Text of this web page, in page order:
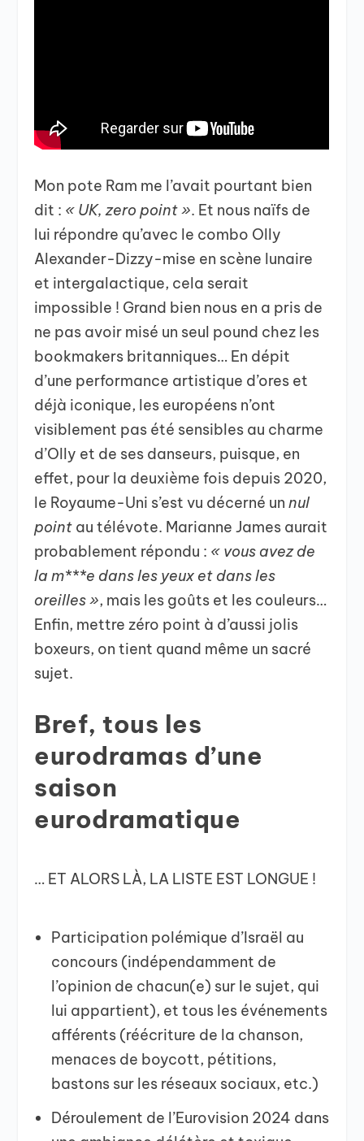
Mon pote Ram me l’avait pourtant bien
dit : « UK, zero point ». Et nous naïfs de
lui répondre qu’avec le combo Olly
Alexander-Dizzy-mise en scène lunaire
et intergalactique, cela serait
impossible ! Grand bien nous en a pris de
ne pas avoir misé un seul pound chez les
bookmakers britanniques… En dépit
d’une performance artistique d’ores et
déjà iconique, les européens n’ont
visiblement pas été sensibles au charme
d’Olly et de ses danseurs, puisque, en
effet, pour la deuxième fois depuis 2020,
le Royaume-Uni s’est vu décerné unnul
point au télévote. Marianne James aurait
probablement répondu : « vous avez de
la m***e dans les yeux et dans les
oreilles », mais les goûts et les couleurs…
Enfin, mettre zéro point à d’aussi jolis
boxeurs, on tient quand même un sacré
sujet.
Bref, tous les
eurodramas d’une
saison
eurodramatique
… ET ALORS LÀ, LA LISTE EST LONGUE !
Participation polémique d’Israël au
concours (indépendamment de
l’opinion de chacun(e) sur le sujet, qui
lui appartient), et tous les événements
afférents (réécriture de la chanson,
menaces de boycott, pétitions,
bastons sur les réseaux sociaux, etc.)
Déroulement de l’Eurovision 2024 dans